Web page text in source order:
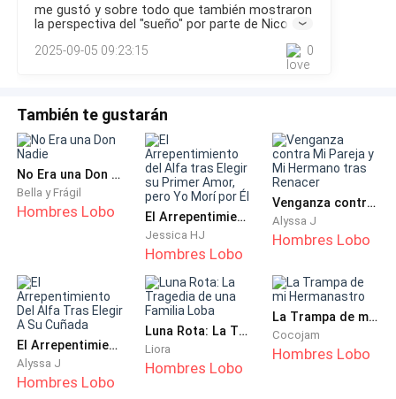
mirada:
—Tienes razón. Paloma no tiene padres y está sola
—Aitana, ¿en serio no te importa? —Me miró con
desconfianza.
No era raro. Todos sabían lo mucho que lo había
amado antes. Cada vez que otra mujer se acercaba a
Nicolás, yo reaccionaba para marcar territorio. Pero
esta vez, saqué un documento, dejando a la vista solo
la firma en la parte que decía que aceptaba el divorcio,
y se lo mostré.
—Vi una casa que me gusta mucho. Si me la compras,
no me voy a oponer y te prometo que cuidaré bien de
suplicando.—Nicolás, me equivoqué, perdóname, te lo
ruego. Hazlo por lo que hemos vivido desde que éramos
niños… y por el
me gustó y sobre todo que también mostraron
la perspectiva del "sueño" por parte de Nicolás
bruja, pero bueno, es un buen final
2025-09-05 09:23:15 0
También te gustarán
No Era una Don Nadie
Bella y Frágil
Hombres Lobo El Arrepentimiento del Alfa tras Elegir su Primer Amor, pero Yo Morí por Él
Jessica HJ
Hombres Lobo
Venganza contra Mi Pareja y Mi Hermano tras Renacer
Alyssa J
Hombres Lobo
El Arrepentimiento Del Alfa Tras Elegir A Su Cuñada
Alyssa J
Hombres Lobo
Luna Rota: La Tragedia de una Familia Loba
Liora
Hombres Lobo
La Trampa de mi Hermanastro
Cocojam
Hombres Lobo